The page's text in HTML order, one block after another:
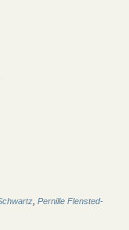
Pernille Flensted-